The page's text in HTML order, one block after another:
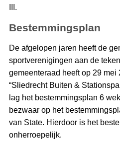
III.
Bestemmingsplan
De afgelopen jaren heeft de
sportverenigingen aan de
gemeenteraad heeft op 29
“Sliedrecht Buiten &
lag het bestemmingsplan 6
bezwaar op het
van State. Hierdoor is het
onherroepelijk.